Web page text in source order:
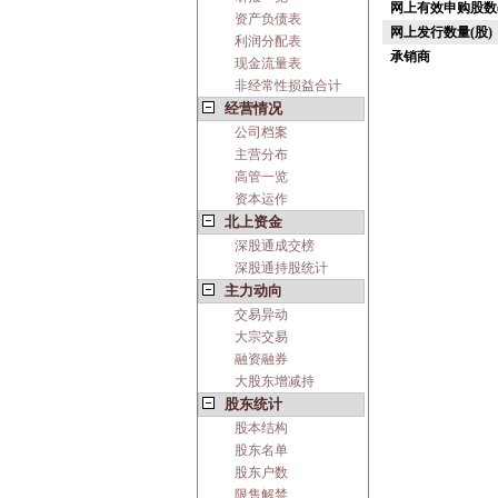
资产负债表
利润分配表
现金流量表
非经常性损益合计
经营情况
公司档案
主营分布
高管一览
资本运作
北上资金
深股通成交榜
深股通持股统计
主力动向
交易异动
大宗交易
融资融券
大股东增减持
股东统计
股本结构
股东名单
股东户数
限售解禁
网上有效申购股
网上发行数量(股)
承销商